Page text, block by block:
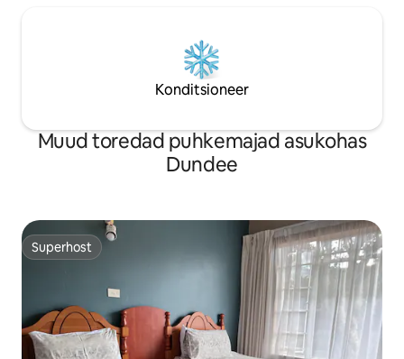
Konditsioneer
Muud toredad puhkemajad asukohas
Dundee
Superhost
Superhost